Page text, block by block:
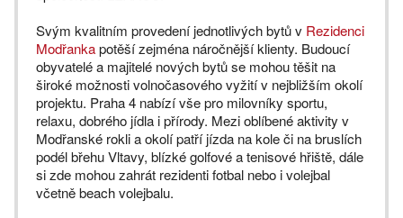
Svým kvalitním provedení jednotlivých bytů v Rezidenci
Modřankapotěší zejména náročnější klienty. Budoucí
obyvatelé a majitelé nových bytů se mohou těšit na
široké možnosti volnočasového vyžití v nejbližším okolí
projektu. Praha 4 nabízí vše pro milovníky sportu,
relaxu, dobrého jídla i přírody. Mezi oblíbené aktivity v
Modřanské rokli a okolí patří jízda na kole či na bruslích
podél břehu Vltavy, blízké golfové a tenisové hřiště, dále
si zde mohou zahrát rezidenti fotbal nebo i volejbal
včetně beach volejbalu.